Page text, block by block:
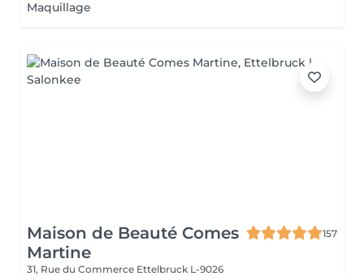
Maquillage
Maison de Beauté Comes
Martine
157
31, Rue du Commerce Ettelbruck L-9026